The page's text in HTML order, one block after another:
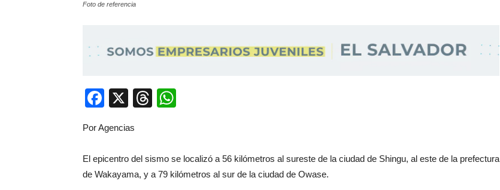
Foto de referencia
Facebook
X Threads
Por Agencias
El epicentro del sismo se localizó a 56 kilómetros al sureste de la ciudad de Shingu, al este de la prefectura
de Wakayama, y a 79 kilómetros al sur de la ciudad de Owase.